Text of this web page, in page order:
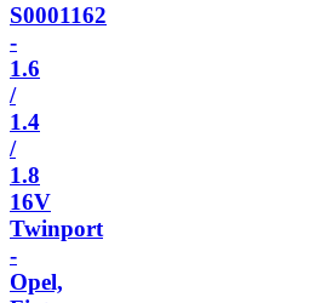
S0001162
-
1.6
/
1.4
/
1.8
16V
Twinport
-
Opel,